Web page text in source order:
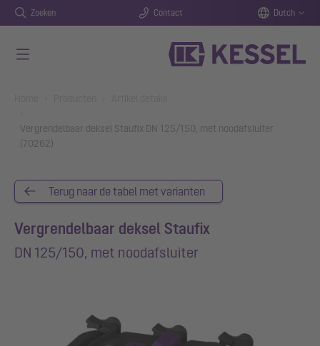
Zoeken Contact Dutch
Vergrendelbaar deksel Staufix DN 125/150, met noodafsluiter
(70262)
Terug naar de tabel met varianten
Vergrendelbaar deksel Staufix
DN 125/150, met noodafsluiter